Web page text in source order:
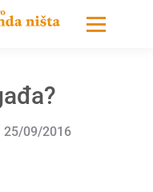
25/09/2016